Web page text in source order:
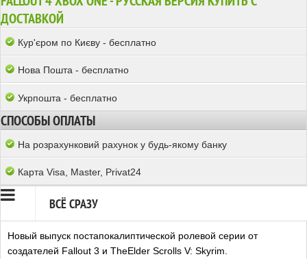
ДОСТАВКОЙ
Кур'єром по Києву - бесплатно
Нова Пошта - бесплатно
Укрпошта - бесплатно
СПОСОБЫ ОПЛАТЫ
На розрахунковий рахунок у будь-якому банку
Карта Visa, Master, Privat24
ВСЁ СРАЗУ
Новый выпуск постапокалиптической ролевой серии от
создателей Fallout 3 и TheElder Scrolls V: Skyrim.